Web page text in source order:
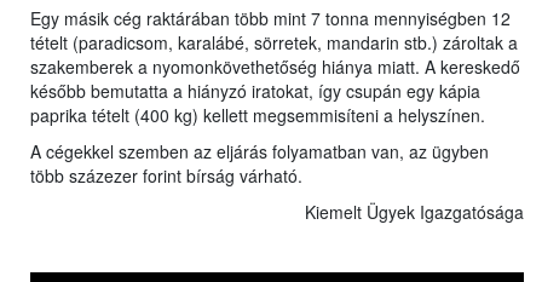
Egy másik cég raktárában több mint 7 tonna mennyiségben 12
tételt (paradicsom, karalábé, sörretek, mandarin stb.) zároltak a
szakemberek a nyomonkövethetőség hiánya miatt. A kereskedő
később bemutatta a hiányzó iratokat, így csupán egy kápia
paprika tételt (400 kg) kellett megsemmisíteni a helyszínen.
A cégekkel szemben az eljárás folyamatban van, az ügyben
több százezer forint bírság várható.
Kiemelt Ügyek Igazgatósága